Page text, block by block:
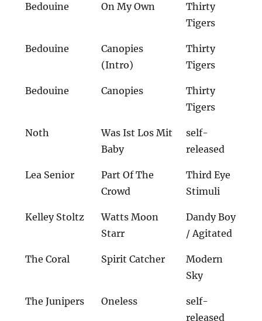
Bedouine On My Own
Thirty
Tigers
Bedouine
Canopies
(Intro)
Thirty
Tigers
Bedouine Canopies
Thirty
Tigers
Noth
Was Ist Los Mit
Baby
self-
released
Lea Senior
Part Of The
Crowd
Third Eye
Stimuli
Kelley Stoltz
Watts Moon
Starr
Dandy Boy
/ Agitated
The Coral Spirit Catcher
Modern
Sky
The Junipers Oneless
self-
released